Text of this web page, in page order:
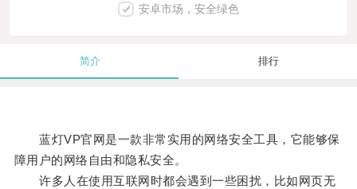
安卓市场，安全绿色
简介 排行
蓝灯VP官网是一款非常实用的网络安全工具，它能够保
障用户的网络自由和隐私安全。
许多人在使用互联网时都会遇到一些困扰，比如网页无